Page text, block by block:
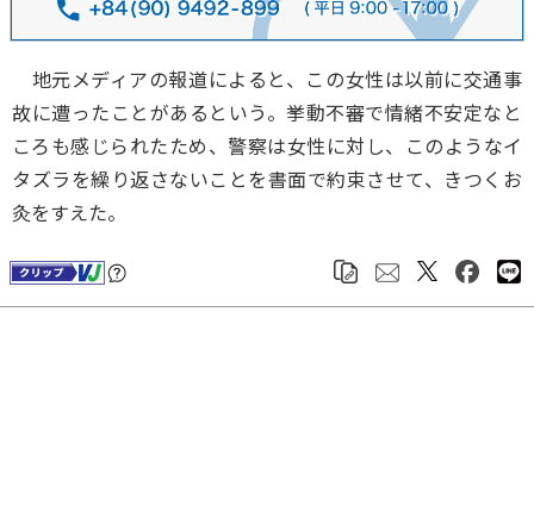
地元メディアの報道によると、この女性は以前に交通事
故に遭ったことがあるという。挙動不審で情緒不安定なと
ころも感じられたため、警察は女性に対し、このようなイ
タズラを繰り返さないことを書面で約束させて、きつくお
灸をすえた。